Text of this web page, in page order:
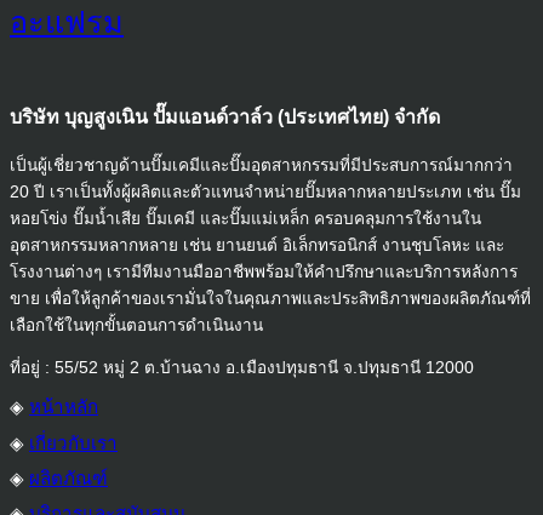
อะแฟรม
บริษัท บุญสูงเนิน ปั๊มแอนด์วาล์ว (ประเทศไทย) จำกัด
เป็นผู้เชี่ยวชาญด้านปั๊มเคมีและปั๊มอุตสาหกรรมที่มีประสบการณ์มากกว่า
20 ปี เราเป็นทั้งผู้ผลิตและตัวแทนจำหน่ายปั๊มหลากหลายประเภท เช่น ปั๊ม
หอยโข่ง ปั๊มน้ำเสีย ปั๊มเคมี และปั๊มแม่เหล็ก ครอบคลุมการใช้งานใน
อุตสาหกรรมหลากหลาย เช่น ยานยนต์ อิเล็กทรอนิกส์ งานชุบโลหะ และ
โรงงานต่างๆ เรามีทีมงานมืออาชีพพร้อมให้คำปรึกษาและบริการหลังการ
ขาย เพื่อให้ลูกค้าของเรามั่นใจในคุณภาพและประสิทธิภาพของผลิตภัณฑ์ที่
เลือกใช้ในทุกขั้นตอนการดำเนินงาน
ที่อยู่ : 55/52 หมู่ 2 ต.บ้านฉาง อ.เมืองปทุมธานี จ.ปทุมธานี 12000
◈ หน้าหลัก
◈ เกี่ยวกับเรา
◈ ผลิตภัณฑ์